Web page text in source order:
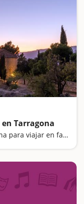
Tarragona
Los pueblos más bonitos de Tarragona para viajar en familia